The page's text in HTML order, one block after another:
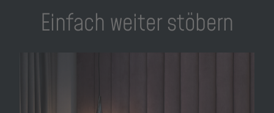
Einfach weiter stöbern